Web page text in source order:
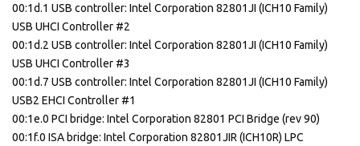
00:1d.1 USB controller: Intel Corporation 82801JI (ICH10 Family)
USB UHCI Controller #2
00:1d.2 USB controller: Intel Corporation 82801JI (ICH10 Family)
USB UHCI Controller #3
00:1d.7 USB controller: Intel Corporation 82801JI (ICH10 Family)
USB2 EHCI Controller #1
00:1e.0 PCI bridge: Intel Corporation 82801 PCI Bridge (rev 90)
00:1f.0 ISA bridge: Intel Corporation 82801JIR (ICH10R) LPC